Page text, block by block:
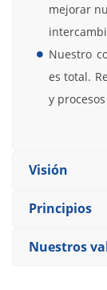
mejorar
Nuestro
es total.
y
Visión
Principios
Nuestros